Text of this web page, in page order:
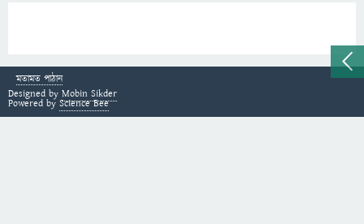
মতামত পাঠান
Designed by Mobin Sikder
Powered by Science Bee